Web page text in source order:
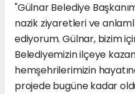
"Gülnar Belediye
nazik ziyaretleri ve
ediyorum. Gülnar, bizim
Belediyemizin ilçeye
hemşehrilerimizin
projede bugüne kadar